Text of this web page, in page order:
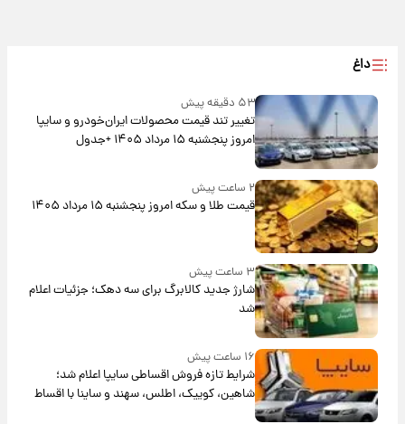
داغ
۵۳ دقیقه پیش
تغییر تند قیمت محصولات ایران‌خودرو و سایپا
امروز پنجشنبه ۱۵ مرداد ۱۴۰۵ +جدول
۲ ساعت پیش
قیمت طلا و سکه امروز پنجشنبه ۱۵ مرداد ۱۴۰۵
۳ ساعت پیش
شارژ جدید کالابرگ برای سه دهک؛ جزئیات اعلام
شد
۱۶ ساعت پیش
شرایط تازه فروش اقساطی سایپا اعلام شد؛
شاهین، کوییک، اطلس، سهند و ساینا با اقساط
بلندمدت + جدول